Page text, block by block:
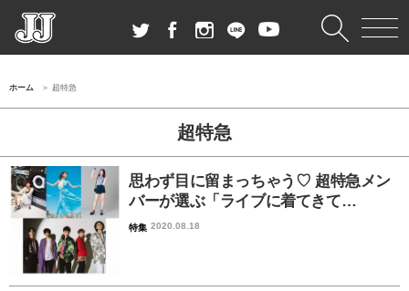
ホーム 超特急
超特急
思わず目に留まっちゃう♡ 超特急メン
バーが選ぶ「ライブに着てきて…
特集 2020.08.18